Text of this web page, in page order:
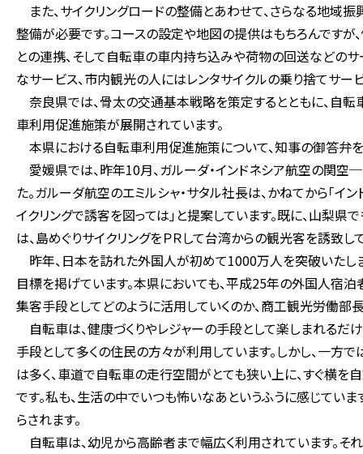
また、サイクリングロードの整備とあわせて、さらなる地域
整備が必要です。コースの設定や地図の提供はもちろんです
との連携、そして自転車の車内持ち込みや荷物の回送などのサ
なサービス、市内観光の人にはレンタサイクルの乗り捨てサー
奈良県では、骨太の交通基本戦略を策定するとともに、自
車利用促進施策が展開されています。
本県における自転車利用促進施策について、知事の御答弁を
愛媛県では、昨年10月、ガルーダ・インドネシア航空の関
た。ガルーダ航空のエミルシャ・サタル社長は、かねてから「
イクリングで誘客を図っては」と提案しています。既に、山梨県
は、島めぐりサイクリングをＰＲして台湾からの観光客を誘致し
昨年、日本を訪れた外国人が初めて1000万人を突破いたし
目標を掲げています。本県においても、平成25年の外国人宿
集客手段としてどのように活用していくのか、商工観光労働部
自転車は、健康づくりやレジャーの手段として楽しまれるだ
手段として多くの住民の方々が利用しています。しかし、一方
は多く、車道で自転車の走行空間がとても狭い上に、すぐ横を
です。私も、生活の中でいつも怖いなあというふうに感じてい
らされます。
自転車は、幼児から高齢者まで幅広く利用されています。